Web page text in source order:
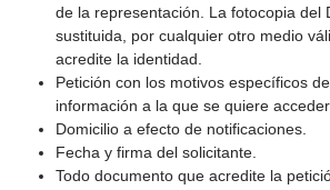
de la representación. La fotocopia del
sustituida, por cualquier otro medio
acredite la identidad.
Petición con los motivos específicos
información a la que se quiere acceder.
Domicilio a efecto de notificaciones.
Fecha y firma del solicitante.
Todo documento que acredite la